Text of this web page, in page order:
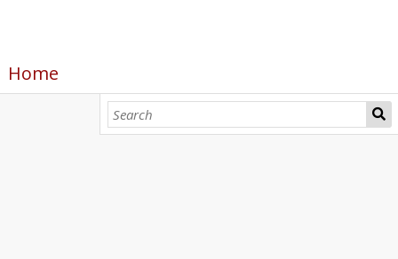
Home